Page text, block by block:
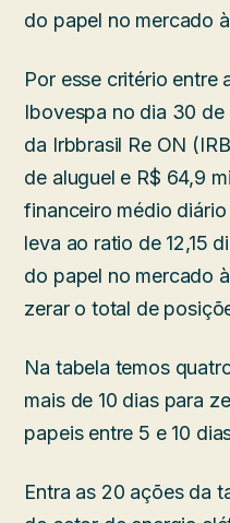
do papel no mercado
Por esse critério entre
Ibovespa no dia 30
da Irbbrasil Re ON
de aluguel e R$ 64,9
financeiro médio
leva ao ratio de 12,15
do papel no mercado
zerar o total de
Na tabela temos
mais de 10 dias para
papeis entre 5 e 10
Entra as 20 ações da